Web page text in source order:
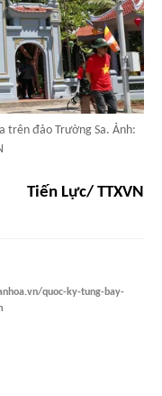
trên đảo Trường Sa. Ảnh:
Tiến Lực/ TTXVN
quoc-ky-tung-bay-